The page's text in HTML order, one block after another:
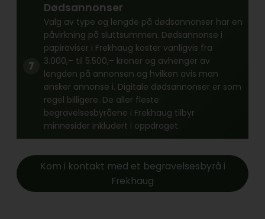
Dødsannonser
Valg av type og lengde på dødsannonser har en
påvirkning på sluttsummen. Dødsannonse i
papiraviser i Frekhaug koster vanligvis fra
3.000,– til 5.500,– kroner og avhenger av
lengden på annonsen og hvilken avis man
ønsker annonse i. Digitale dødsannonser er som
regel billigere. De aller fleste
begravelsesbyråene i Frekhaug tilbyr
minnesider inkludert i oppdraget.
Kom i kontakt med et begravelsesbyrå i
Frekhaug